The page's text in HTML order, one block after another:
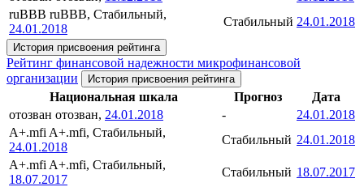
ruBBB ruBBB, Стабильный,
24.01.2018
Стабильный 24.01.2018
История присвоения рейтинга
Рейтинг финансовой надежности микрофинансовой
организации
История присвоения рейтинга
Национальная шкала Прогноз
Дата
отозван отозван, 24.01.2018 -
24.01.2018
A+.mfi A+.mfi, Стабильный,
24.01.2018
Стабильный 24.01.2018
A+.mfi A+.mfi, Стабильный,
18.07.2017
Стабильный 18.07.2017